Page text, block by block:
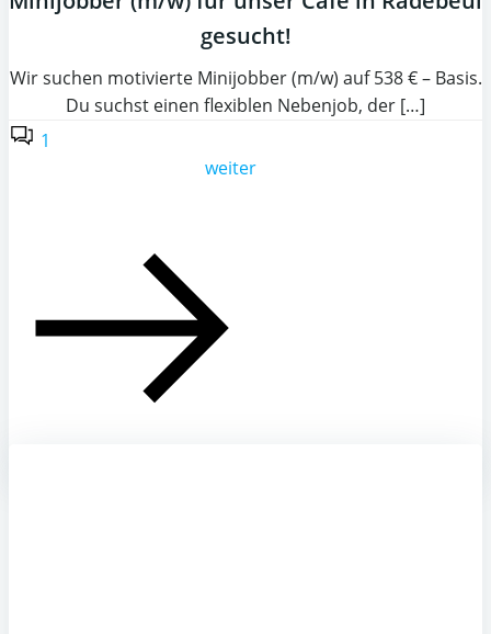
gesucht!
Wir suchen motivierte Minijobber (m/w) auf 538 € – Basis.
Du suchst einen flexiblen Nebenjob, der […]
1
weiter